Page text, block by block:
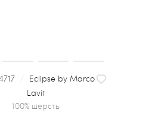
Eclipse by Marco
Lavit
100% шерсть